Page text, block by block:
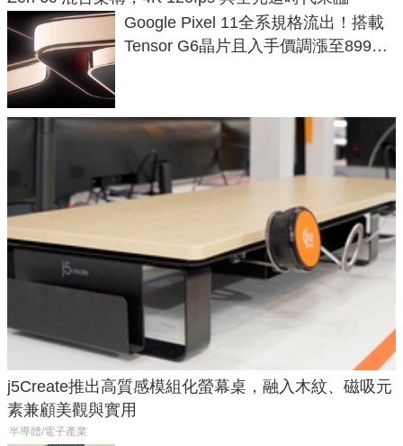
Google Pixel 11全系規格流出！搭載
Tensor G6晶片且入手價調漲至899美
j5Create推出高質感模組化螢幕桌，融入木紋、磁吸元
素兼顧美觀與實用
半導體/電子產業